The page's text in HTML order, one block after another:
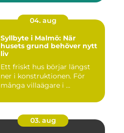
04. aug
Syllbyte i Malmö: När
husets grund behöver nytt
liv
Ett friskt hus börjar längst
ner i konstruktionen. För
många villaägare i ...
03. aug